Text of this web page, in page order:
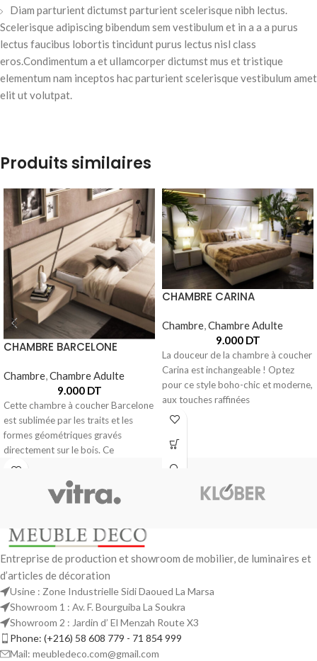
Diam parturient dictumst parturient scelerisque nibh lectus.
Scelerisque adipiscing bibendum sem vestibulum et in a a a purus
lectus faucibus lobortis tincidunt purus lectus nisl class
eros.Condimentum a et ullamcorper dictumst mus et tristique
elementum nam inceptos hac parturient scelerisque vestibulum amet
elit ut volutpat.
Produits similaires
CHAMBRE BARCELONE
Chambre,Chambre Adulte
9.000 DT
Cette chambre à coucher Barcelone
est sublimée par les traits et les
formes géométriques gravés
directement sur le bois. Ce
CHAMBRE CARINA
Chambre,Chambre Adulte
9.000 DT
La douceur de la chambre à coucher
Carina est inchangeable ! Optez
pour ce style boho-chic et moderne,
aux touches raffinées
Entreprise de production et showroom de mobilier, de luminaires et
d’articles de décoration
Usine : Zone Industrielle Sidi Daoued La Marsa
Showroom 1 : Av. F. Bourguiba La Soukra
Showroom 2 : Jardin d’ El Menzah Route X3
Phone: (+216) 58 608 779 - 71 854 999
Mail: meubledeco.com@gmail.com